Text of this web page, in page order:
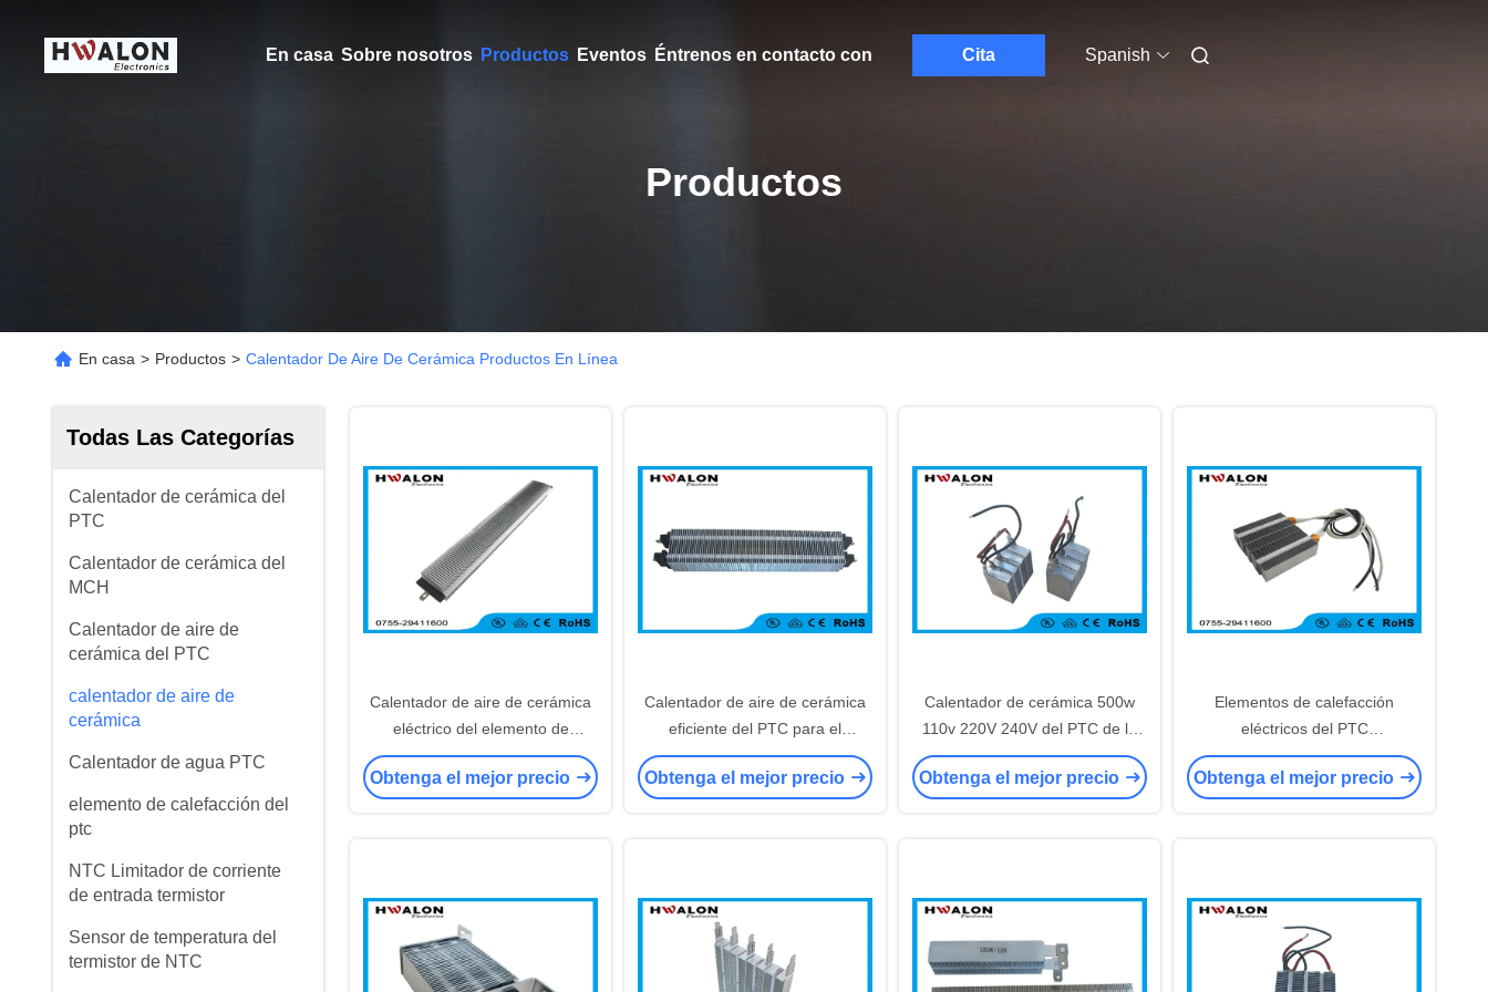
En casa Sobre nosotros Productos Eventos Éntrenos en contacto con Cita Spanish
Productos
En casa > Productos > Calentador De Aire De Cerámica Productos En Línea
Todas Las Categorías
Calentador de cerámica del
PTC
Calentador de cerámica del
MCH
Calentador de aire de
cerámica del PTC
calentador de aire de
cerámica
Calentador de agua PTC
elemento de calefacción del
ptc
NTC Limitador de corriente
de entrada termistor
Sensor de temperatura del
termistor de NTC
Calentador de aire de cerámica
eléctrico del elemento de
calefacción del PTC del aluminio
de la CA 110V 750W para el aire
Obtenga el mejor precio
Calentador de aire de cerámica
eficiente del PTC para el
calentador del calentador del
recinto de la ducha/del
Obtenga el mejor precio
Calentador de cerámica 500w
110v 220V 240V del PTC de la
alta exactitud de la aprobación
del CE para el calentador del
Obtenga el mejor precio
Elementos de calefacción
eléctricos del PTC
Heater1000w~3000w del poder
más elevado para los
Obtenga el mejor precio